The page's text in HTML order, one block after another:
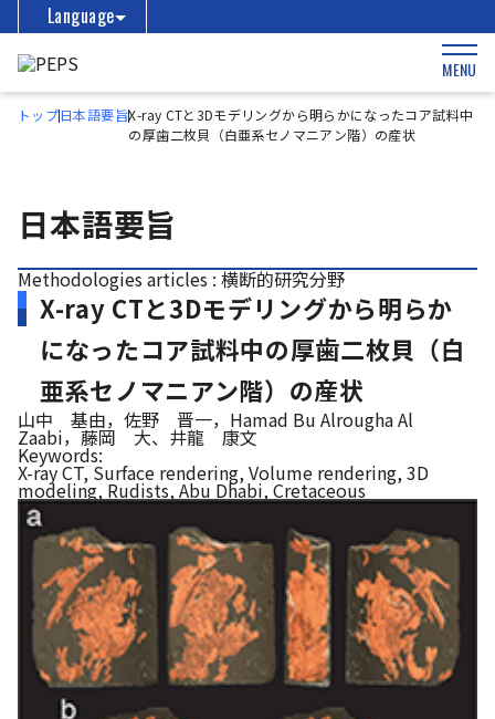
Language
MENU
トップ日本語要旨X-ray CTと3Dモデリングから明らかになったコア試料中
の厚歯二枚貝（白亜系セノマニアン階）の産状
日本語要旨
Methodologies articles : 横断的研究分野
X-ray CTと3Dモデリングから明らか
になったコア試料中の厚歯二枚貝（白
亜系セノマニアン階）の産状
山中 基由，佐野 晋一，Hamad Bu Alrougha Al
Zaabi，藤岡 大、井龍 康文
Keywords:
X-ray CT, Surface rendering, Volume rendering, 3D
modeling, Rudists, Abu Dhabi, Cretaceous